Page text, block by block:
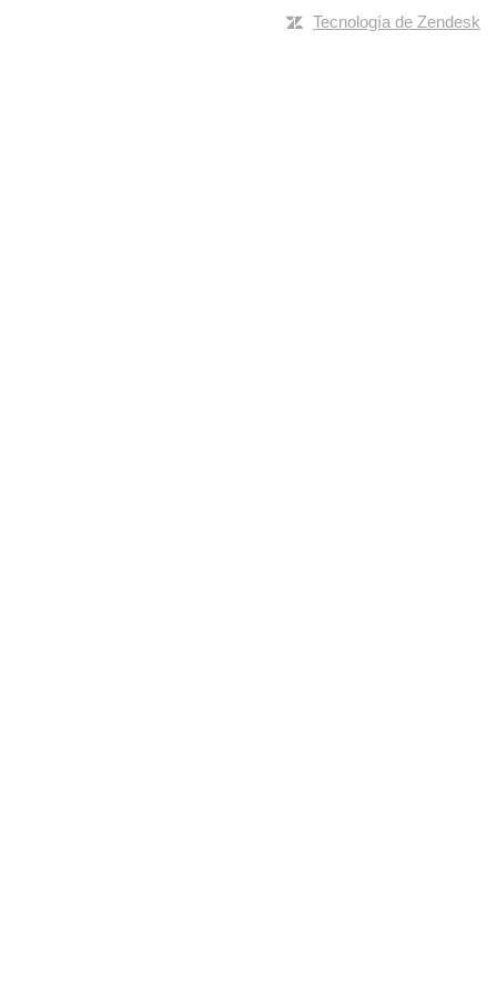
Tecnología de Zendesk